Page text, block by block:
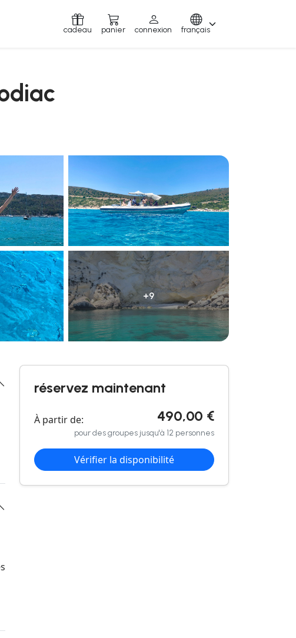
cadeau panier connexion français
+9
réservez maintenant
À partir de: 490,00 €
pour des groupes jusqu'à 12 personnes
Vérifier la disponibilité